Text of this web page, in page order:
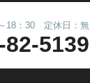
18：30 定休日：無
82-5139